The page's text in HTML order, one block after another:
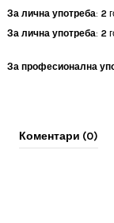
За лична употреба: 2
За лична употреба: 2
За професионална
Коментари (0)